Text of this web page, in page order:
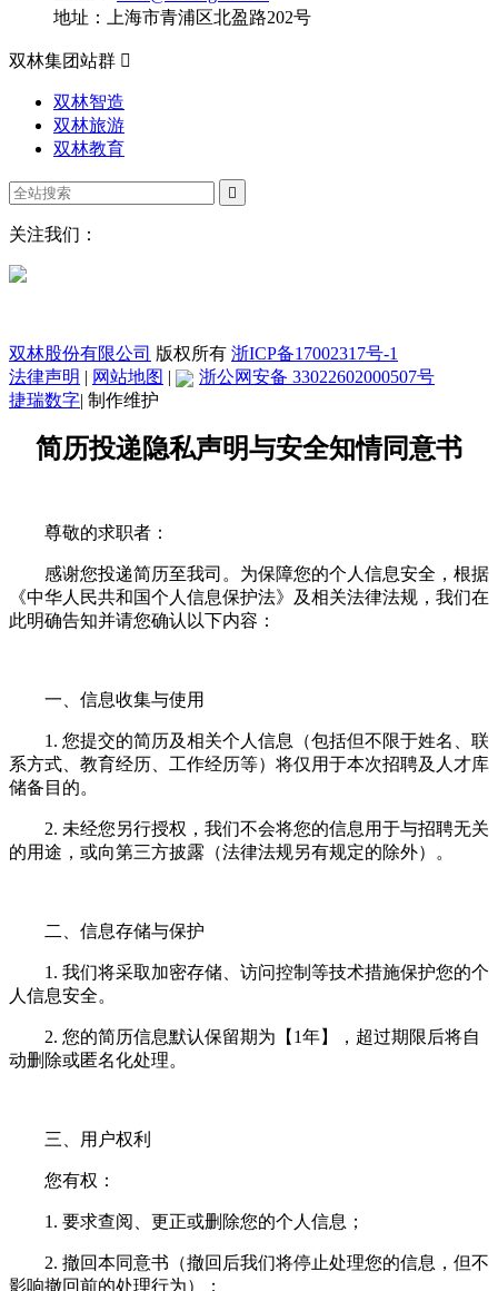
地址：上海市青浦区北盈路202号
双林集团站群 
双林智造
双林旅游
双林教育

关注我们：
双林股份有限公司 版权所有 浙ICP备17002317号-1
法律声明 | 网站地图 |
浙公网安备 33022602000507号
捷瑞数字| 制作维护
简历投递隐私声明与安全知情同意书
尊敬的求职者：
感谢您投递简历至我司。为保障您的个人信息安全，根据
《中华人民共和国个人信息保护法》及相关法律法规，我们在
此明确告知并请您确认以下内容：
一、信息收集与使用
1. 您提交的简历及相关个人信息（包括但不限于姓名、联
系方式、教育经历、工作经历等）将仅用于本次招聘及人才库
储备目的。
2. 未经您另行授权，我们不会将您的信息用于与招聘无关
的用途，或向第三方披露（法律法规另有规定的除外）。
二、信息存储与保护
1. 我们将采取加密存储、访问控制等技术措施保护您的个
人信息安全。
2. 您的简历信息默认保留期为【1年】，超过期限后将自
动删除或匿名化处理。
三、用户权利
您有权：
1. 要求查阅、更正或删除您的个人信息；
2. 撤回本同意书（撤回后我们将停止处理您的信息，但不
影响撤回前的处理行为）；